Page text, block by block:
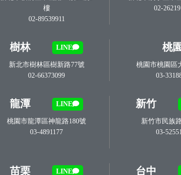
樓
02-89539911
02-
樹林 LINE
新北市樹林區樹新路77號
02-66373099
桃園
桃園市桃園區
03-
龍潭 LINE
桃園市龍潭區神龍路180號
03-4891177
新竹
新竹市民族
03-
苗栗 LINE 台中